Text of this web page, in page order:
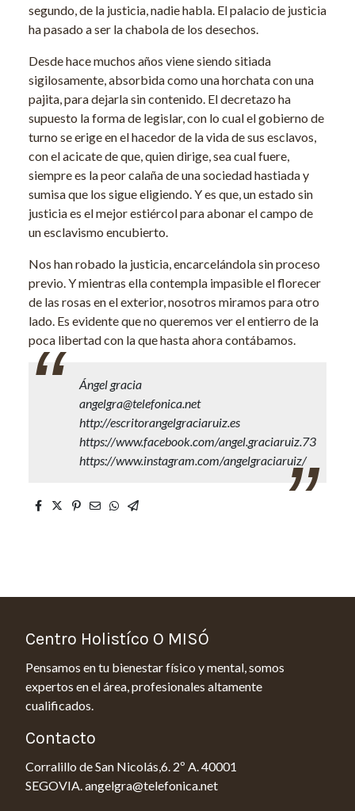
segundo, de la justicia, nadie habla. El palacio de justicia
ha pasado a ser la chabola de los desechos.
Desde hace muchos años viene siendo sitiada
sigilosamente, absorbida como una horchata con una
pajita, para dejarla sin contenido. El decretazo ha
supuesto la forma de legislar, con lo cual el gobierno de
turno se erige en el hacedor de la vida de sus esclavos,
con el acicate de que, quien dirige, sea cual fuere,
siempre es la peor calaña de una sociedad hastiada y
sumisa que los sigue eligiendo. Y es que, un estado sin
justicia es el mejor estiércol para abonar el campo de
un esclavismo encubierto.
Nos han robado la justicia, encarcelándola sin proceso
previo. Y mientras ella contempla impasible el florecer
de las rosas en el exterior, nosotros miramos para otro
lado. Es evidente que no queremos ver el entierro de la
poca libertad con la que hasta ahora contábamos.
Ángel gracia
angelgra@telefonica.net
http://escritorangelgraciaruiz.es
https://www.facebook.com/angel.graciaruiz.73
https://www.instagram.com/angelgraciaruiz/
Centro Holistíco O MISÓ
Pensamos en tu bienestar físico y mental, somos
expertos en el área, profesionales altamente
cualificados.
Contacto
Corralillo de San Nicolás,6. 2º A. 40001
SEGOVIA. angelgra@telefonica.net